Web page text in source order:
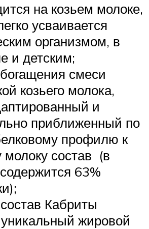
на козьем молоке,
усваивается
организмом, в
и детским;
смеси
козьего молока,
и
приближенный по
профилю к
молоку состав (в
63%
Кабриты
жировой